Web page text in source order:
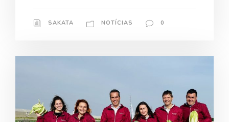
SAKATA NOTÍCIAS 0